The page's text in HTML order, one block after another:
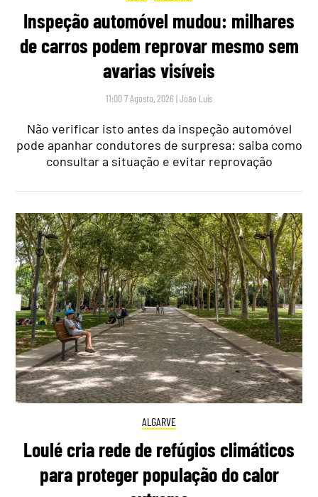
Inspeção automóvel mudou: milhares
de carros podem reprovar mesmo sem
avarias visíveis
11:00 7 Agosto, 2026 |João Luís
Não verificar isto antes da inspeção automóvel
pode apanhar condutores de surpresa: saiba como
consultar a situação e evitar reprovação
ALGARVE
Loulé cria rede de refúgios climáticos
para proteger população do calor